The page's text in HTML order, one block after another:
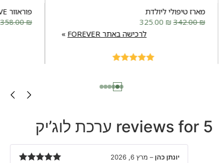
מארז טיפולי ליולדת
342.00₪
325.00 ₪
לרכישה באתר FOREVER
פוראוור MOVE
358.00₪
5 reviews for ערכת לוג’יק
יונתן כהן – מרץ 6, 2026